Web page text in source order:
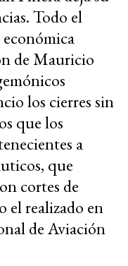
Todo el
de Mauricio
los cierres sin
que los
a
que
cortes de
el realizado en
de Aviación